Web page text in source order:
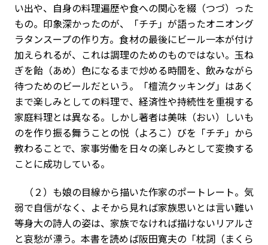
い出や、自身の料理遍歴や食への関心を綴（つづ）った
もの。印象深かったのが、「チチ」が語ったオニオング
ラタンスープの作り方。食材の最後にビール一本が付け
加えられるが、これは調理のためのものではない。玉ね
ぎを飴（あめ）色になるまで炒める時間を、飲みながら
待つためのビールだという。「檀流クッキング」はあく
まで楽しみとしての料理で、経済性や持続性を重視する
家庭料理とは異なる。しかし著者は美味（おい）しいも
のを作り振る舞うことの悦（よろこ）びを「チチ」から
教わることで、家事労働を日々の楽しみとして変換する
ことに成功している。
（２）も娘の目線から描いた作家のポートレート。気
弱で自信がなく、よそから見れば家族思いとは言い難い
等身大の詩人の姿は、家族でなければ描けないリアルさ
と哀愁が漂う。本書を読めば阪田寛夫の「枕詞（まくら